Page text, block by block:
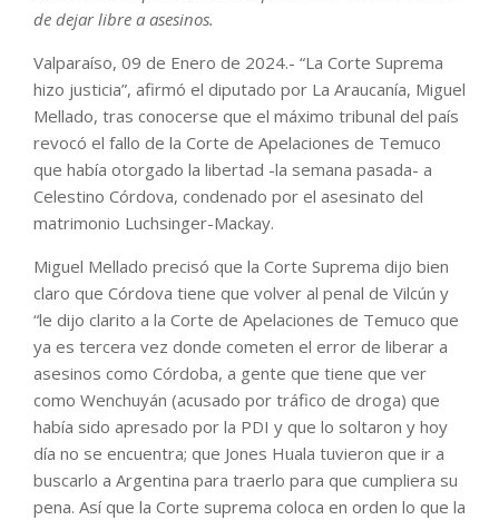
de dejar libre a asesinos.
Valparaíso, 09 de Enero de 2024.- “La Corte Suprema
hizo justicia”, afirmó el diputado por La Araucanía, Miguel
Mellado, tras conocerse que el máximo tribunal del país
revocó el fallo de la Corte de Apelaciones de Temuco
que había otorgado la libertad -la semana pasada- a
Celestino Córdova, condenado por el asesinato del
matrimonio Luchsinger-Mackay.
Miguel Mellado precisó que la Corte Suprema dijo bien
claro que Córdova tiene que volver al penal de Vilcún y
“le dijo clarito a la Corte de Apelaciones de Temuco que
ya es tercera vez donde cometen el error de liberar a
asesinos como Córdoba, a gente que tiene que ver
como Wenchuyán (acusado por tráfico de droga) que
había sido apresado por la PDI y que lo soltaron y hoy
día no se encuentra; que Jones Huala tuvieron que ir a
buscarlo a Argentina para traerlo para que cumpliera su
pena. Así que la Corte suprema coloca en orden lo que la